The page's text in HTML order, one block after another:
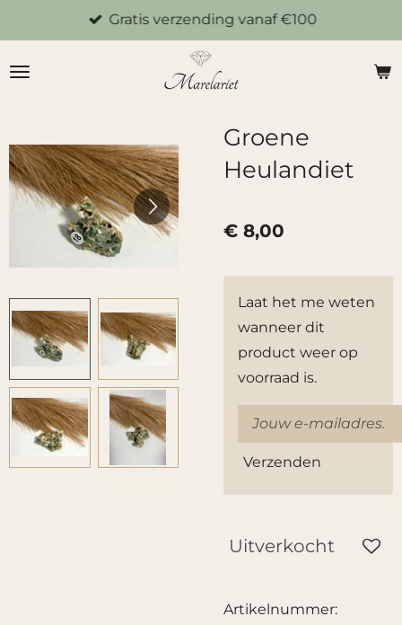
direct
naar
Gratis verzending vanaf €100
Groene
Heulandiet
€ 8,00
Laat het me weten
wanneer dit
product weer op
voorraad is.
Verzenden
Uitverkocht
Artikelnummer: